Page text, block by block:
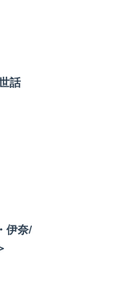
話
伊奈/